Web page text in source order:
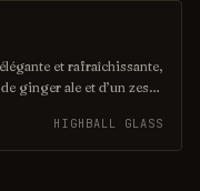
et rafraîchissante,
ginger ale et d’un zeste
la crinière d'un cheval.
expérience gustative
HIGHBALL GLASS